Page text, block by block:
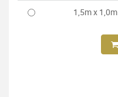
1,5m x 1,0m